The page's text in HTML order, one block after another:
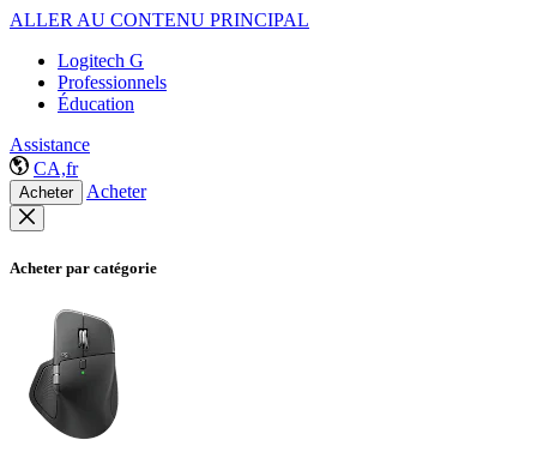
ALLER AU CONTENU PRINCIPAL
Logitech G
Professionnels
Éducation
Assistance
CA,fr
Acheter Acheter
Acheter par catégorie